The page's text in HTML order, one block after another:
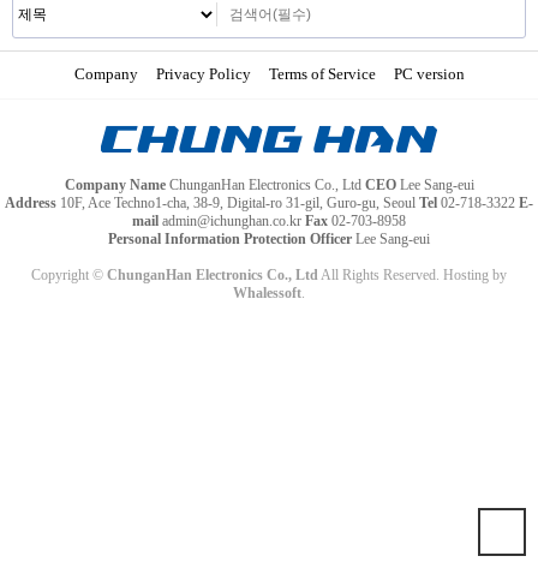
Company Privacy Policy Terms of Service PC version
Company NameChunganHan Electronics Co., Ltd CEOLee Sang-eui
Address 10F, Ace Techno1-cha, 38-9, Digital-ro 31-gil, Guro-gu, Seoul Tel 02-718-3322 E-
mail admin@ichunghan.co.kr Fax 02-703-8958
Personal Information Protection Officer Lee Sang-eui
Copyright © ChunganHan Electronics Co., LtdAll Rights Reserved. Hosting by
Whalessoft.